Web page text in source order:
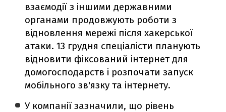
взаємодії з іншими державними
органами продовжують роботи з
відновлення мережі після хакерської
атаки. 13 грудня спеціалісти планують
відновити фіксований інтернет для
домогосподарств і розпочати запуск
мобільного зв'язку та інтернету.
У компанії зазначили, що рівень